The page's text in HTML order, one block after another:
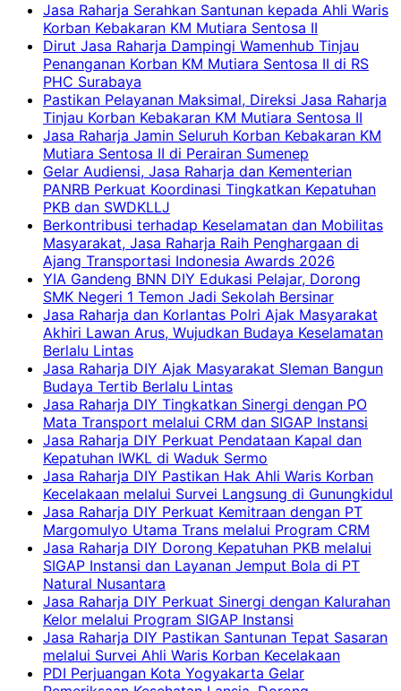
Jasa Raharja Serahkan Santunan kepada Ahli Waris
Korban Kebakaran KM Mutiara Sentosa II
Dirut Jasa Raharja Dampingi Wamenhub Tinjau
Penanganan Korban KM Mutiara Sentosa II di RS
PHC Surabaya
Pastikan Pelayanan Maksimal, Direksi Jasa Raharja
Tinjau Korban Kebakaran KM Mutiara Sentosa II
Jasa Raharja Jamin Seluruh Korban Kebakaran KM
Mutiara Sentosa II di Perairan Sumenep
Gelar Audiensi, Jasa Raharja dan Kementerian
PANRB Perkuat Koordinasi Tingkatkan Kepatuhan
PKB dan SWDKLLJ
Berkontribusi terhadap Keselamatan dan Mobilitas
Masyarakat, Jasa Raharja Raih Penghargaan di
Ajang Transportasi Indonesia Awards 2026
YIA Gandeng BNN DIY Edukasi Pelajar, Dorong
SMK Negeri 1 Temon Jadi Sekolah Bersinar
Jasa Raharja dan Korlantas Polri Ajak Masyarakat
Akhiri Lawan Arus, Wujudkan Budaya Keselamatan
Berlalu Lintas
Jasa Raharja DIY Ajak Masyarakat Sleman Bangun
Budaya Tertib Berlalu Lintas
Jasa Raharja DIY Tingkatkan Sinergi dengan PO
Mata Transport melalui CRM dan SIGAP Instansi
Jasa Raharja DIY Perkuat Pendataan Kapal dan
Kepatuhan IWKL di Waduk Sermo
Jasa Raharja DIY Pastikan Hak Ahli Waris Korban
Kecelakaan melalui Survei Langsung di Gunungkidul
Jasa Raharja DIY Perkuat Kemitraan dengan PT
Margomulyo Utama Trans melalui Program CRM
Jasa Raharja DIY Dorong Kepatuhan PKB melalui
SIGAP Instansi dan Layanan Jemput Bola di PT
Natural Nusantara
Jasa Raharja DIY Perkuat Sinergi dengan Kalurahan
Kelor melalui Program SIGAP Instansi
Jasa Raharja DIY Pastikan Santunan Tepat Sasaran
melalui Survei Ahli Waris Korban Kecelakaan
PDI Perjuangan Kota Yogyakarta Gelar